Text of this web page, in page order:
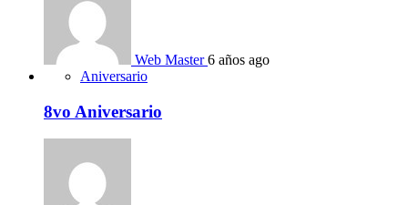
Web Master 6 años ago
Aniversario
8vo Aniversario